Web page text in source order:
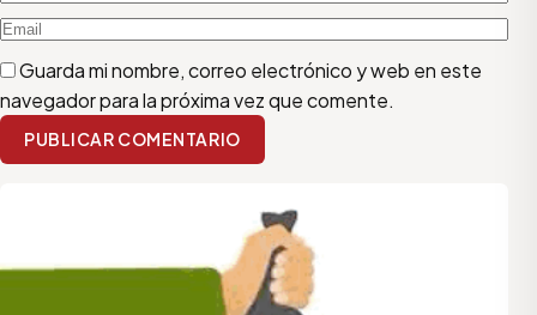
Guarda mi nombre, correo electrónico y web en este
navegador para la próxima vez que comente.
PUBLICAR COMENTARIO